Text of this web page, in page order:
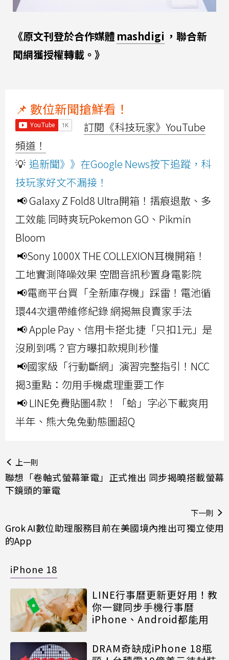
《原文刊登於合作媒體 mashdigi ，聯合新
聞網獲授權轉載。》
📌 數位新聞搶鮮看！
訂閱《科技玩家》YouTube
頻道！
💡 追新聞》》在Google News按下追蹤，科
技玩家好文不漏接！
📢 Galaxy Z Fold8 Ultra開箱！摺痕退散、多
工效能 同時爽玩Pokemon GO、Pikmin
Bloom
📢Sony 1000X THE COLLEXION耳機開箱！
工地實測降噪效果 空間音訊秒置身電影院
📢電商平台買「全新庫存機」踩雷！電池循
環44次還帶維修紀錄 網揭無良賣家手法
📢 Apple Pay、信用卡搭北捷「只扣1元」是
沒刷到嗎？官方曝扣款規則秒懂
📢國家級「行動斷網」演習完整指引！NCC
揭3重點：勿用手機處理重要工作
📢 LINE免費貼圖4款！「蛤」字必下載爽用
半年、熊大兔兔動態圖超Q
上一則
聯想「卷軸式螢幕筆電」正式推出 同步揭曉搭載螢幕
下鏡頭的筆電
下一則
Grok AI數位助理服務目前在美國境內推出可獨立使用
的App
iPhone 18
LINE行事曆更新更好用！教
你一鍵同步手機行事曆
iPhone、Android都能用
DRAM奇缺成iPhone 18瓶